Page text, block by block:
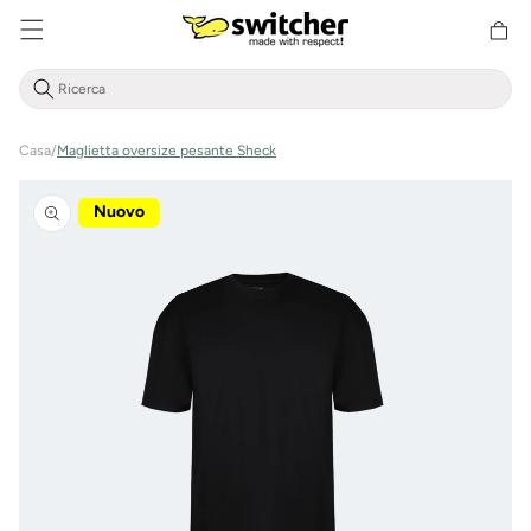
Direttamente
al contenuto
della
Casa/Maglietta oversize pesante Sheck
Nuovo
informazioni
sul prodotto